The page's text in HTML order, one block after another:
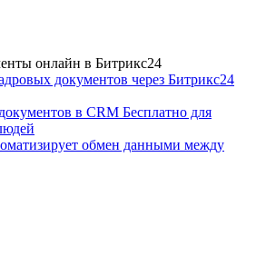
онлайн в Битрикс24
документов через Битрикс24
в CRM Бесплатно для
обмен данными между